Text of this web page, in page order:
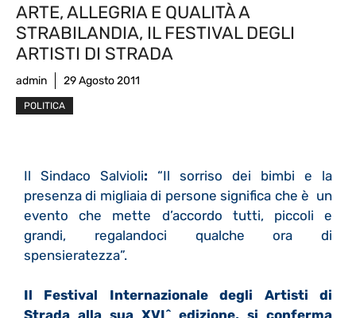
ARTE, ALLEGRIA E QUALITÀ A
STRABILANDIA, IL FESTIVAL DEGLI
ARTISTI DI STRADA
admin 29 Agosto 2011
POLITICA
Il Sindaco Salvioli: “Il sorriso dei bimbi e la
presenza di migliaia di persone significa che è un
evento che mette d’accordo tutti, piccoli e
grandi, regalandoci qualche ora di
spensieratezza”.
Il Festival Internazionale degli Artisti di